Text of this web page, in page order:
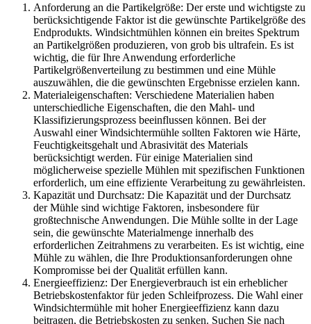
Anforderung an die Partikelgröße: Der erste und wichtigste zu
berücksichtigende Faktor ist die gewünschte Partikelgröße des
Endprodukts. Windsichtmühlen können ein breites Spektrum
an Partikelgrößen produzieren, von grob bis ultrafein. Es ist
wichtig, die für Ihre Anwendung erforderliche
Partikelgrößenverteilung zu bestimmen und eine Mühle
auszuwählen, die die gewünschten Ergebnisse erzielen kann.
Materialeigenschaften: Verschiedene Materialien haben
unterschiedliche Eigenschaften, die den Mahl- und
Klassifizierungsprozess beeinflussen können. Bei der
Auswahl einer Windsichtermühle sollten Faktoren wie Härte,
Feuchtigkeitsgehalt und Abrasivität des Materials
berücksichtigt werden. Für einige Materialien sind
möglicherweise spezielle Mühlen mit spezifischen Funktionen
erforderlich, um eine effiziente Verarbeitung zu gewährleisten.
Kapazität und Durchsatz: Die Kapazität und der Durchsatz
der Mühle sind wichtige Faktoren, insbesondere für
großtechnische Anwendungen. Die Mühle sollte in der Lage
sein, die gewünschte Materialmenge innerhalb des
erforderlichen Zeitrahmens zu verarbeiten. Es ist wichtig, eine
Mühle zu wählen, die Ihre Produktionsanforderungen ohne
Kompromisse bei der Qualität erfüllen kann.
Energieeffizienz: Der Energieverbrauch ist ein erheblicher
Betriebskostenfaktor für jeden Schleifprozess. Die Wahl einer
Windsichtermühle mit hoher Energieeffizienz kann dazu
beitragen, die Betriebskosten zu senken. Suchen Sie nach